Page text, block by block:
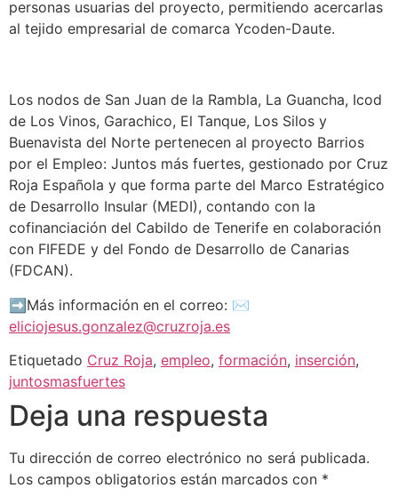
personas usuarias del proyecto, permitiendo acercarlas
al tejido empresarial de comarca Ycoden-Daute.
Los nodos de San Juan de la Rambla, La Guancha, Icod
de Los Vinos, Garachico, El Tanque, Los Silos y
Buenavista del Norte pertenecen al proyecto Barrios
por el Empleo: Juntos más fuertes, gestionado por Cruz
Roja Española y que forma parte del Marco Estratégico
de Desarrollo Insular (MEDI), contando con la
cofinanciación del Cabildo de Tenerife en colaboración
con FIFEDE y del Fondo de Desarrollo de Canarias
(FDCAN).
➡Más información en el correo: ✉️️
eliciojesus.gonzalez@cruzroja.es
Etiquetado Cruz Roja, empleo, formación, inserción,
juntosmasfuertes
Deja una respuesta
Tu dirección de correo electrónico no será publicada.
Los campos obligatorios están marcados con *